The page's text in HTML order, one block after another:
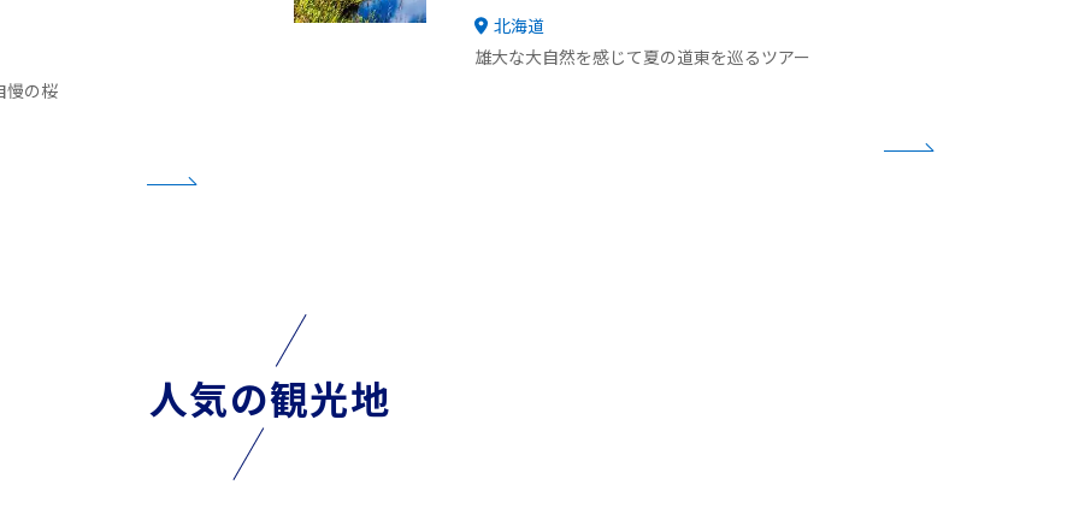
慢の桜
北海道
雄大な大自然を感じて夏の道東を巡るツアー
人気の観光地